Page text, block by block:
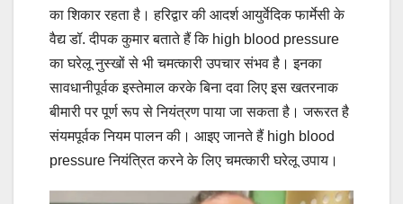
का शिकार रहता है। हरिद्वार की आदर्श आयुर्वेदिक फार्मेसी के
वैद्य डॉ. दीपक कुमार बताते हैं कि high blood pressure
का घरेलू नुस्खों से भी चमत्कारी उपचार संभव है। इनका
सावधानीपूर्वक इस्तेमाल करके बिना दवा लिए इस खतरनाक
बीमारी पर पूर्ण रूप से नियंत्रण पाया जा सकता है। जरूरत है
संयमपूर्वक नियम पालन की। आइए जानते हैं high blood
pressure नियंत्रित करने के लिए चमत्कारी घरेलू उपाय।